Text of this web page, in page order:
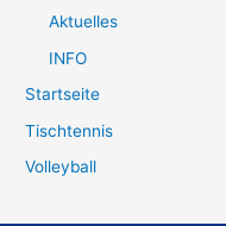
Aktuelles
INFO
Startseite
Tischtennis
Volleyball